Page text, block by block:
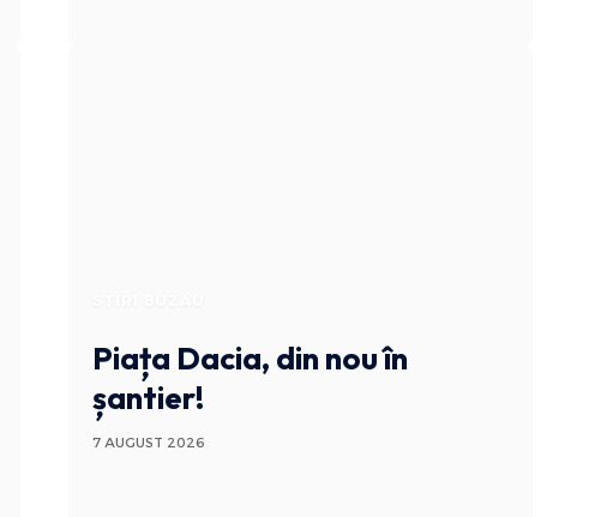
Piața Dacia, din nou în
șantier!
7 AUGUST 2026